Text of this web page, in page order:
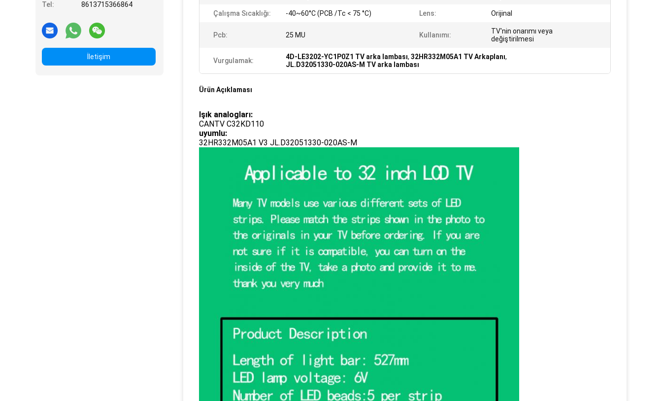
Tel:
8613715366864
İletişim
Çalışma Sıcaklığı: -40~60°C (PCB /Tc < 75 °C) Lens: Orijinal
Pcb: 25 MU Kullanımı:
TV'nin onarımı veya
değiştirilmesi
Vurgulamak: 4D-LE3202-YC1P0Z1 TV arka lambası, 32HR332M05A1 TV Arkaplanı,
JL.D32051330-020AS-M TV arka lambası
Ürün Açıklaması
Işık analogları:
CANTV C32KD110
uyumlu:
32HR332M05A1 V3 JL.D32051330-020AS-M